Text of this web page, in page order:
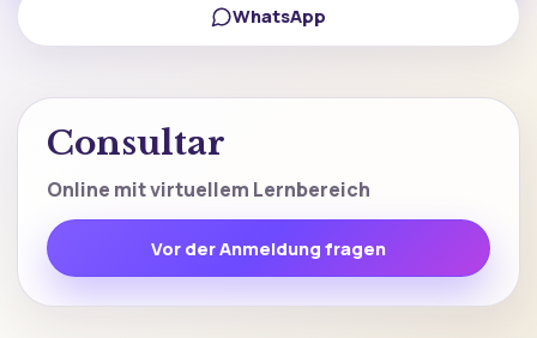
WhatsApp
Consultar
Online mit virtuellem Lernbereich
Vor der Anmeldung fragen